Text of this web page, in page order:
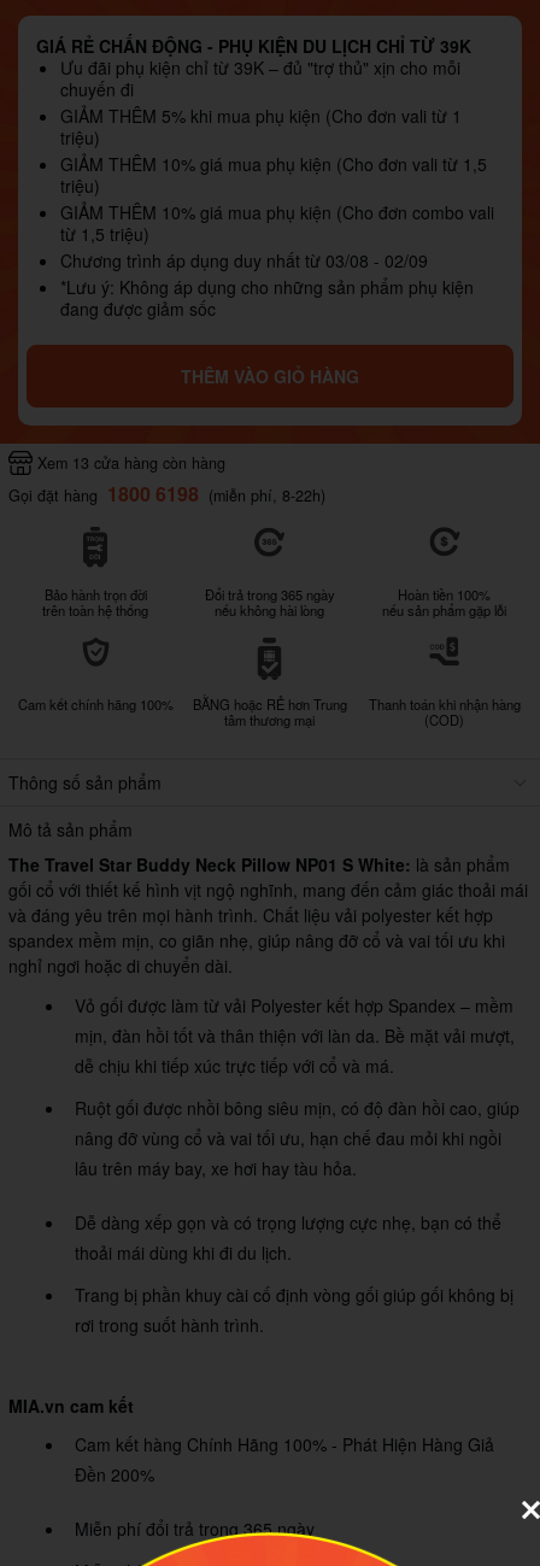
GIÁ RẺ CHẤN ĐỘNG - PHỤ KIỆN DU LỊCH CHỈ TỪ 39K
Ưu đãi phụ kiện chỉ từ 39K – đủ "trợ thủ" xịn cho mỗi
chuyến đi
GIẢM THÊM 5% khi mua phụ kiện (Cho đơn vali từ 1
triệu)
GIẢM THÊM 10% giá mua phụ kiện (Cho đơn vali từ 1,5
triệu)
GIẢM THÊM 10% giá mua phụ kiện (Cho đơn combo vali
từ 1,5 triệu)
Chương trình áp dụng duy nhất từ 03/08 - 02/09
*Lưu ý: Không áp dụng cho những sản phẩm phụ kiện
đang được giảm sốc
THÊM VÀO GIỎ HÀNG
Xem 13 cửa hàng còn hàng
Gọi đặt hàng 1800 6198 (miễn phí, 8-22h)
Bảo hành trọn đời
trên toàn hệ thống
Đổi trả trong 365 ngày
nếu không hài lòng
Hoàn tiền 100%
nếu sản phẩm gặp lỗi
Cam kết chính hãng 100%
BẰNG hoặc RẺ hơn Trung
tâm thương mại
Thanh toán khi nhận hàng
(COD)
Thông số sản phẩm
Mô tả sản phẩm
The Travel Star Buddy Neck Pillow NP01 S White: là sản phẩm
gối cổ với thiết kế hình vịt ngộ nghĩnh, mang đến cảm giác thoải mái
và đáng yêu trên mọi hành trình. Chất liệu vải polyester kết hợp
spandex mềm mịn, co giãn nhẹ, giúp nâng đỡ cổ và vai tối ưu khi
nghỉ ngơi hoặc di chuyển dài.
Vỏ gối được làm từ vải Polyester kết hợp Spandex – mềm
mịn, đàn hồi tốt và thân thiện với làn da. Bề mặt vải mượt,
dễ chịu khi tiếp xúc trực tiếp với cổ và má.
Ruột gối được nhồi bông siêu mịn, có độ đàn hồi cao, giúp
nâng đỡ vùng cổ và vai tối ưu, hạn chế đau mỏi khi ngồi
lâu trên máy bay, xe hơi hay tàu hỏa.
Dễ dàng xếp gọn và có trọng lượng cực nhẹ, bạn có thể
thoải mái dùng khi đi du lịch.
Trang bị phần khuy cài cố định vòng gối giúp gối không bị
rơi trong suốt hành trình.
MIA.vn cam kết
Cam kết hàng Chính Hãng 100% - Phát Hiện Hàng Giả
Đền 200%
Miễn phí đổi trả trong 365 ngày